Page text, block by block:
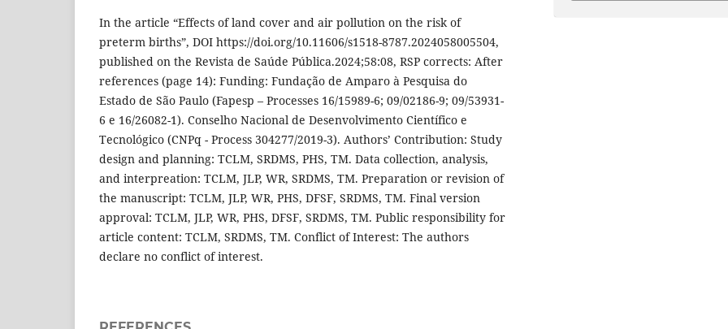
In the article “Effects of land cover and air pollution on the risk of
preterm births”, DOI https://doi.org/10.11606/s1518-8787.2024058005504,
published on the Revista de Saúde Pública.2024;58:08, RSP corrects: After
references (page 14): Funding: Fundação de Amparo à Pesquisa do
Estado de São Paulo (Fapesp – Processes 16/15989-6; 09/02186-9; 09/53931-
6 e 16/26082-1). Conselho Nacional de Desenvolvimento Científico e
Tecnológico (CNPq - Process 304277/2019-3). Authors’ Contribution: Study
design and planning: TCLM, SRDMS, PHS, TM. Data collection, analysis,
and interpreation: TCLM, JLP, WR, SRDMS, TM. Preparation or revision of
the manuscript: TCLM, JLP, WR, PHS, DFSF, SRDMS, TM. Final version
approval: TCLM, JLP, WR, PHS, DFSF, SRDMS, TM. Public responsibility for
article content: TCLM, SRDMS, TM. Conflict of Interest: The authors
declare no conflict of interest.